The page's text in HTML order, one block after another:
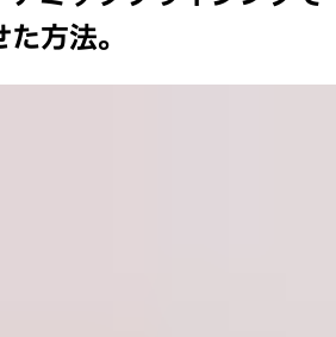
方法。